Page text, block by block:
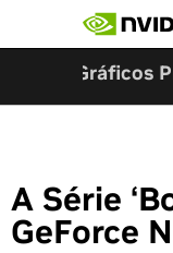
Gráficos
A Série
GeForce